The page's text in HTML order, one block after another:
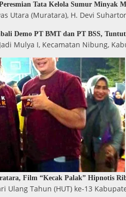
Tata Kelola Sumur Minyak
Utara (Muratara), H. Devi
Demo PT BMT dan PT BSS,
Mulya I, Kecamatan Nibung,
Film “Kecak Palak” Hipnotis
Ulang Tahun (HUT) ke-13